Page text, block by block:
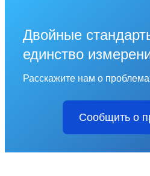
Двойные
единство
Расскажите нам о
Сообщить о